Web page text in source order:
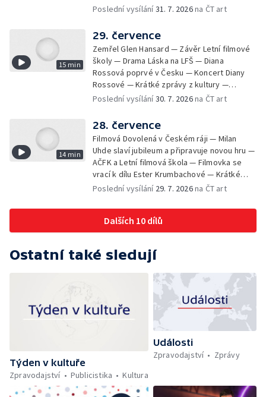
Krátké zprávy z kultury — Rekonstrukce
Poslední vysílání31. 7. 2026na ČT art
15 min
29. července
Zemřel Glen Hansard — Závěr Letní filmové
školy — Drama Láska na LFŠ — Diana
Rossová poprvé v Česku — Koncert Diany
Rossové — Krátké zprávy z kultury —
Výstavy o proměnách Prahy — Zahajení
Poslední vysílání30. 7. 2026na ČT art
14 min
28. července
Filmová Dovolená v Českém ráji — Milan
Uhde slaví jubileum a připravuje novou hru —
AČFK a Letní filmová škola — Filmovka se
vrací k dílu Ester Krumbachové — Krátké
zprávy z kultury — Antonín Střížek namaloval
Poslední vysílání 29. 7. 2026na ČT art
Dalších 10 dílů
Ostatní také sledují
Týden v kultuře
Zpravodajství
Publicistika Kultura
Události
Zpravodajství
Zprávy